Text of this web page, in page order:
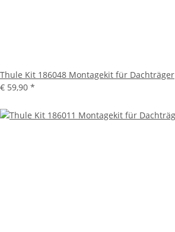
Thule Kit 186048 Montagekit für Dachträger
€ 59,90 *